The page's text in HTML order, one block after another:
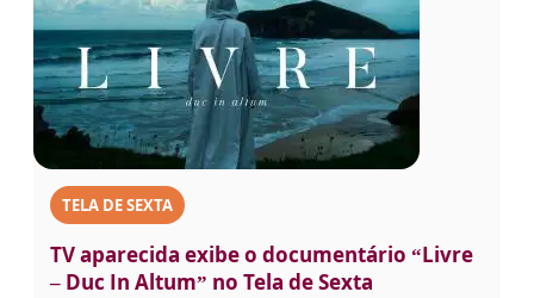
TELA DE SEXTA
TV aparecida exibe o documentário “Livre
– Duc In Altum” no Tela de Sexta